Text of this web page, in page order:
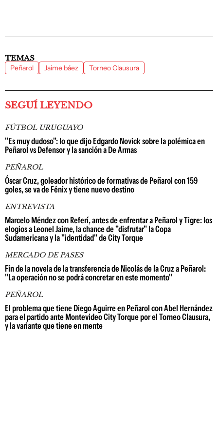
TEMAS
Peñarol Jaime báez Torneo Clausura
SEGUÍ LEYENDO
FÚTBOL URUGUAYO
"Es muy dudoso": lo que dijo Edgardo Novick sobre la polémica en
Peñarol vs Defensor y la sanción a De Armas
PEÑAROL
Óscar Cruz, goleador histórico de formativas de Peñarol con 159
goles, se va de Fénix y tiene nuevo destino
ENTREVISTA
Marcelo Méndez con Referí, antes de enfrentar a Peñarol y Tigre: los
elogios a Leonel Jaime, la chance de "disfrutar" la Copa
Sudamericana y la "identidad" de City Torque
MERCADO DE PASES
Fin de la novela de la transferencia de Nicolás de la Cruz a Peñarol:
"La operación no se podrá concretar en este momento"
PEÑAROL
El problema que tiene Diego Aguirre en Peñarol con Abel Hernández
para el partido ante Montevideo City Torque por el Torneo Clausura,
y la variante que tiene en mente